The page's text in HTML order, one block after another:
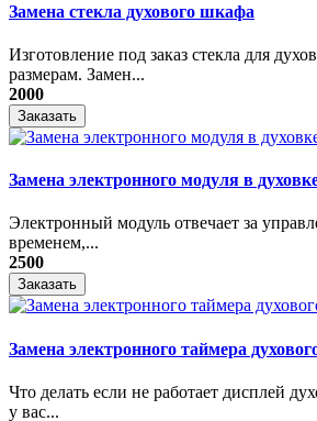
Замена стекла духового шкафа
Изготовление под заказ стекла для
размерам. Замен...
2000
Заказать
Замена электронного модуля в
​Электронный модуль отвечает за
временем,...
2500
Заказать
Замена электронного таймера
Что делать если не работает дисплей
у вас...